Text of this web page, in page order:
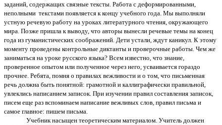
заданий, содержащих связные тексты. Работа с деформированными,
неполными текстами появляется к концу учебного года. Мы выполняли
устную речевую работу на уроках литературного чтения, окружающего
мира. Позже пришла к выводу, что авторы вынесли речевые темы на конец
года из гуманистических соображений. Дети устали, ждут каникул. К этому
моменту проведены контрольные диктанты и проверочные работы. Чем же
заниматься на уроке русского языка? Всем известно, что знание,
проверенное опытом или полученное через него, усваивается гораздо
прочнее. Ребята, помня о правилах вежливости и о том, что письменная
речь должна быть понятной: грамотной и каллиграфически правильной,
увлеклись написанием записок. При изучении правил составления записок,
писем еще раз вспоминаем написание вежливых слов, правил письма и
самое главное: пишем письма.
Учебник насыщен теоретическим материалом. Учитель должен